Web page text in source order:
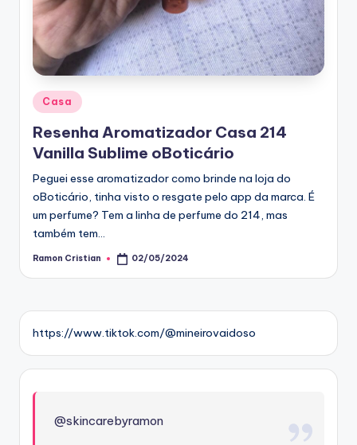
Posted
in
Casa
Resenha Aromatizador Casa 214
Vanilla Sublime oBoticário
Peguei esse aromatizador como brinde na loja do
oBoticário, tinha visto o resgate pelo app da marca. É
um perfume? Tem a linha de perfume do 214, mas
também tem…
Posted
Ramon Cristian 02/05/2024
https://www.tiktok.com/@mineirovaidoso
@skincarebyramon